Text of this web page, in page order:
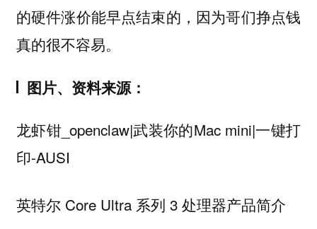
的硬件涨价能早点结束的，因为哥们挣点钱
真的很不容易。
图片、资料来源：
龙虾钳_openclaw|武装你的Mac mini|一键打
印-AUSI
英特尔 Core Ultra 系列 3 处理器产品简介